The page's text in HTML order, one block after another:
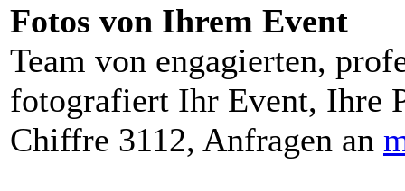
Fotos von Ihrem Event
Team von engagierten,
fotografiert Ihr Event, Ihre
Chiffre 3112, Anfragen an